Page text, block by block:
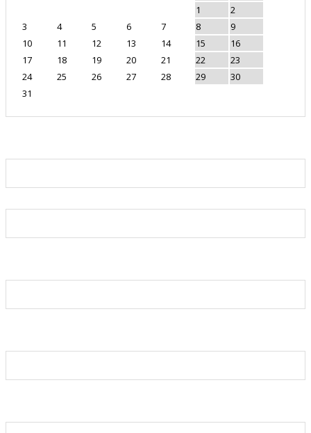
1
2
3
4 5 6 7 8
9
10
11 12 13 14 15
16
17
18 19 20 21 22
23
24
25 26 27 28 29
30
31